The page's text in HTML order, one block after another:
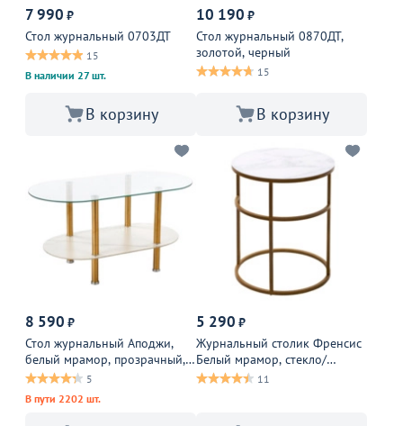
7 990 ₽
Стол журнальный 0703ДТ
15
В наличии 27 шт.
В корзину
10 190 ₽
Стол журнальный 0870ДТ,
золотой, черный
15
В корзину
8 590 ₽
Стол журнальный Аподжи,
белый мрамор, прозрачный,
золотой
5
В пути 2202 шт.
5 290 ₽
Журнальный столик Френсис
Белый мрамор, стекло/
золотой каркас
11